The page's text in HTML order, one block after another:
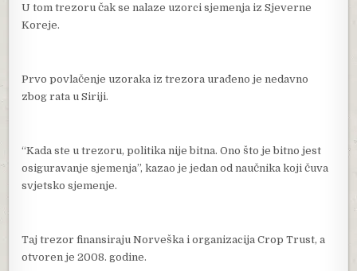
U tom trezoru čak se nalaze uzorci sjemenja iz Sjeverne
Koreje.
Prvo povlačenje uzoraka iz trezora urađeno je nedavno
zbog rata u Siriji.
“Kada ste u trezoru, politika nije bitna. Ono što je bitno jest
osiguravanje sjemenja”, kazao je jedan od naučnika koji čuva
svjetsko sjemenje.
Taj trezor finansiraju Norveška i organizacija Crop Trust, a
otvoren je 2008. godine.